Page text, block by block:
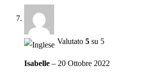
Valutato 5 su 5
Isabelle – 20 Ottobre 2022